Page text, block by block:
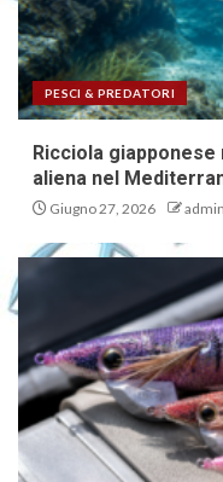
PESCI & PREDATORI
Ricciola
aliena nel
Giugno 27, 2026 admin